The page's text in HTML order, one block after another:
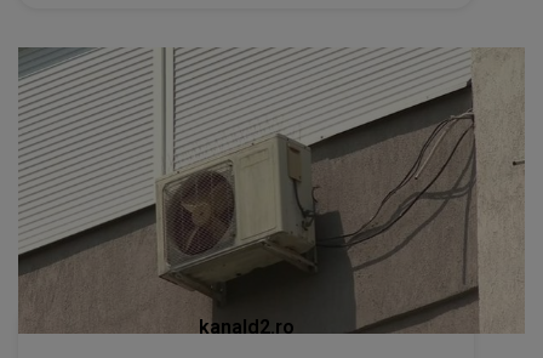
kanald2.ro